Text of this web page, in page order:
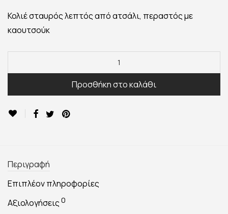
17,00 €.
15,00 €.
Κολιέ σταυρός λεπτός από ατσάλι, περαστός με
καουτσούκ
Προσθήκη στο καλάθι
Περιγραφή
Επιπλέον πληροφορίες
Αξιολογήσεις 0